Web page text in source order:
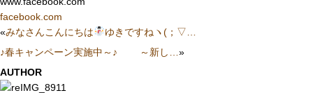
facebook.com
«みなさんこんにちは
ゆきですねヽ(；▽…
♪春キャンペーン実施中～♪ ～新し… »
AUTHOR